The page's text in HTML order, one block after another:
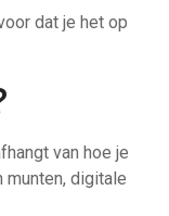
dat je het op
van hoe je
munten, digitale